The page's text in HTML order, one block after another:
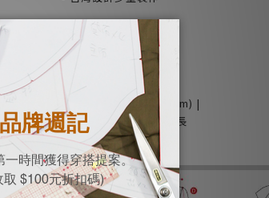
| 成分 |
100% 棉 Cotton
| 尺寸 |
| Free size (平放測量cm) |
肩寬 x 胸寬 x 衣長 x 袖長
49 X 60 X 115 X 52